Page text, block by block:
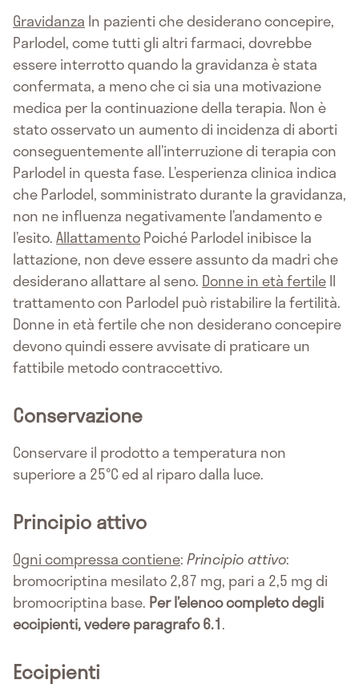
Gravidanza In pazienti che desiderano concepire,
Parlodel, come tutti gli altri farmaci, dovrebbe
essere interrotto quando la gravidanza è stata
confermata, a meno che ci sia una motivazione
medica per la continuazione della terapia. Non è
stato osservato un aumento di incidenza di aborti
conseguentemente all’interruzione di terapia con
Parlodel in questa fase. L’esperienza clinica indica
che Parlodel, somministrato durante la gravidanza,
non ne influenza negativamente l’andamento e
l’esito.AllattamentoPoiché Parlodel inibisce la
lattazione, non deve essere assunto da madri che
desiderano allattare al seno. Donne in età fertileIl
trattamento con Parlodel può ristabilire la fertilità.
Donne in età fertile che non desiderano concepire
devono quindi essere avvisate di praticare un
fattibile metodo contraccettivo.
Conservazione
Conservare il prodotto a temperatura non
superiore a 25°C ed al riparo dalla luce.
Principio attivo
Ogni compressa contiene:Principio attivo:
bromocriptina mesilato 2,87 mg, pari a 2,5 mg di
bromocriptina base. Per l’elenco completo degli
eccipienti, vedere paragrafo 6.1.
Eccipienti